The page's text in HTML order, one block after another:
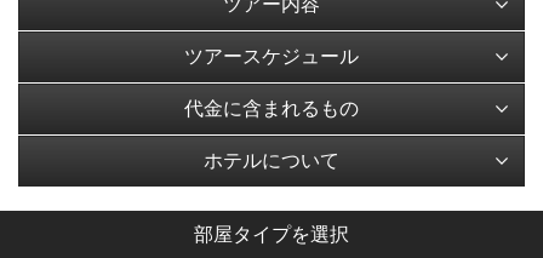
ツアー内容
ツアースケジュール
代金に含まれるもの
ホテルについて
部屋タイプを選択